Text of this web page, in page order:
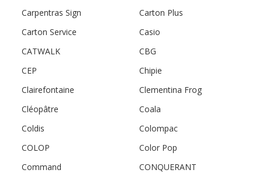
Carpentras Sign
Carton Plus
Carton Service
Casio
CATWALK
CBG
CEP
Chipie
Clairefontaine
Clementina Frog
Cléopâtre
Coala
Coldis
Colompac
COLOP
Color Pop
Command
CONQUERANT